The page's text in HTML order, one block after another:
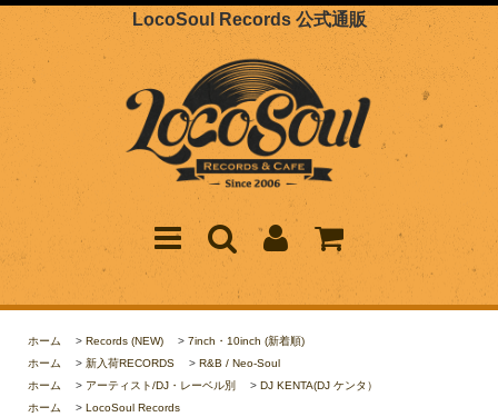
LocoSoul Records 公式通販
ホーム > Records (NEW) > 7inch・10inch (新着順)
ホーム
> 新入荷RECORDS > R&B / Neo-Soul
ホーム
> アーティスト/DJ・レーベル別 > DJ KENTA(DJ ケンタ）
ホーム
> LocoSoul Records